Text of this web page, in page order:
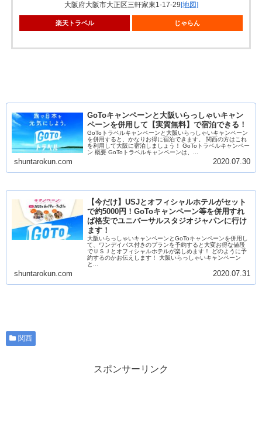
大阪府大阪市大正区三軒家東1-17-29 [地図]
楽天トラベル じゃらん
GoToキャンペーンと大阪いらっしゃいキャン
ペーンを併用して【実質無料】で宿泊できる！
GoToトラベルキャンペーンと大阪いらっしゃいキャンペーン
を併用すると、かなりお得に宿泊できます。 関西の方はこれ
を利用して大阪に宿泊しましょう！ GoToトラベルキャンペー
ン 概要 GoToトラベルキャンペーンは、...
shuntarokun.com 2020.07.30
【今だけ】USJとオフィシャルホテルがセット
で約5000円！GoToキャンペーン等を併用すれ
ば格安でユニバーサルスタジオジャパンに行け
ます！
大阪いらっしゃいキャンペーンとGoToキャンペーンを併用し
て、ワンデイパス付きのプランを予約すると大変お得な値段
でＵＳＪとオフィシャルホテルが楽しめます！ どのように予
約するのかお伝えします！ 大阪いらっしゃいキャンペーン
と...
shuntarokun.com 2020.07.31
関西
スポンサーリンク